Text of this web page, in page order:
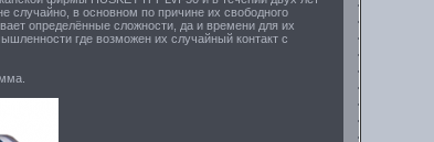
случайно, в основном по причине их свободного
определённые сложности, да и времени для их
где возможен их случайный контакт с